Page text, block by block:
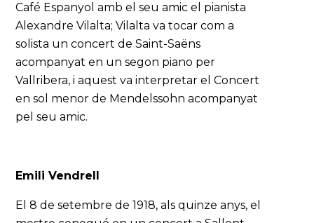
Café Espanyol amb el seu amic el pianista
Alexandre Vilalta; Vilalta va tocar com a
solista un concert de Saint-Saëns
acompanyat en un segon piano per
Vallribera, i aquest va interpretar el Concert
en sol menor de Mendelssohn acompanyat
pel seu amic.
Emili Vendrell
El 8 de setembre de 1918, als quinze anys, el